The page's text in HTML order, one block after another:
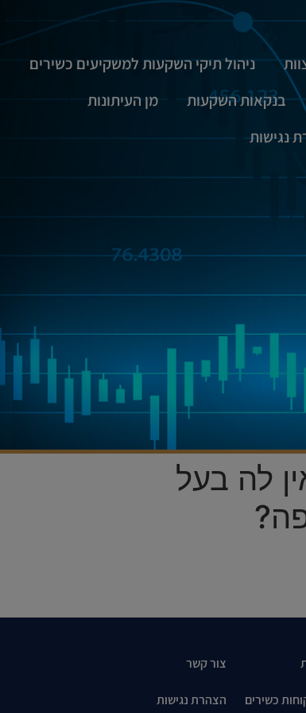
ניהול תיקי השקעות למשקיעים כשירים
בנקאות השקעות
מן העיתונות
נגישות
לה בעל
כשירים
צור קשר
הצהרת נגישות